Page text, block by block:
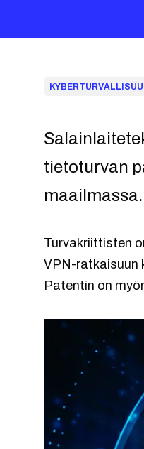
tietoturvan
maailmassa.
Turvakriittisten
VPN-ratkaisuun
Patentin on